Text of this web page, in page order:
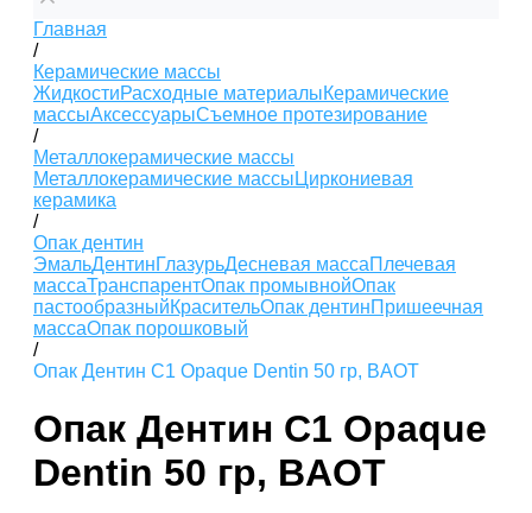
Главная
/
Керамические массы
ЖидкостиРасходные материалыКерамические
массыАксессуарыСъемное протезирование
/
Металлокерамические массы
Металлокерамические массы Циркониевая
керамика
/
Опак дентин
ЭмальДентинГлазурьДесневая массаПлечевая
массаТранспарентОпак промывнойОпак
пастообразныйКрасительОпак дентинПришеечная
массаОпак порошковый
/
Опак Дентин C1 Opaque Dentin 50 гр, BAOT
Опак Дентин C1 Opaque
Dentin 50 гр, BAOT